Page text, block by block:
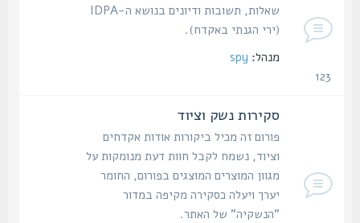
שאלות, תשובות ודיונים בנושא ה-IDPA
(ירי הגנתי באקדח).
מנהל: spy
סקירות נשק וציוד
פורום זה מכיל ביקורות אודות אקדחים
וציוד, נשמח לקבל חוות דעת מנומקות על
מגוון המוצרים המוצגים בפורום, החומר
יערך ויעלה כסקירה מקיפה במדור
"הנשקיה" של האתר.